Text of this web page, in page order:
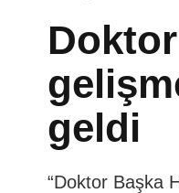
geldi
“Doktor Başka